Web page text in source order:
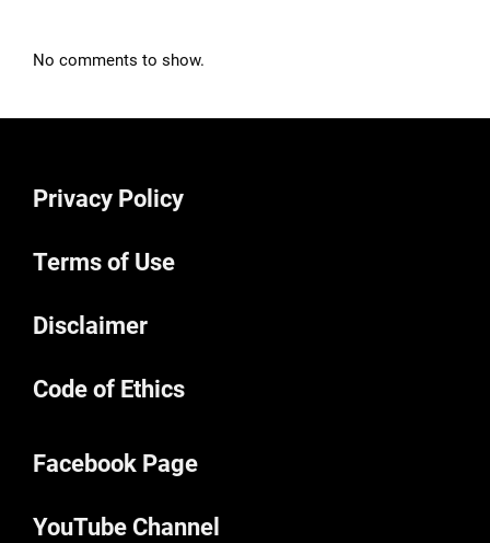
No comments to show.
Privacy Policy
Terms of Use
Disclaimer
Code of Ethics
Facebook Page
YouTube Channel